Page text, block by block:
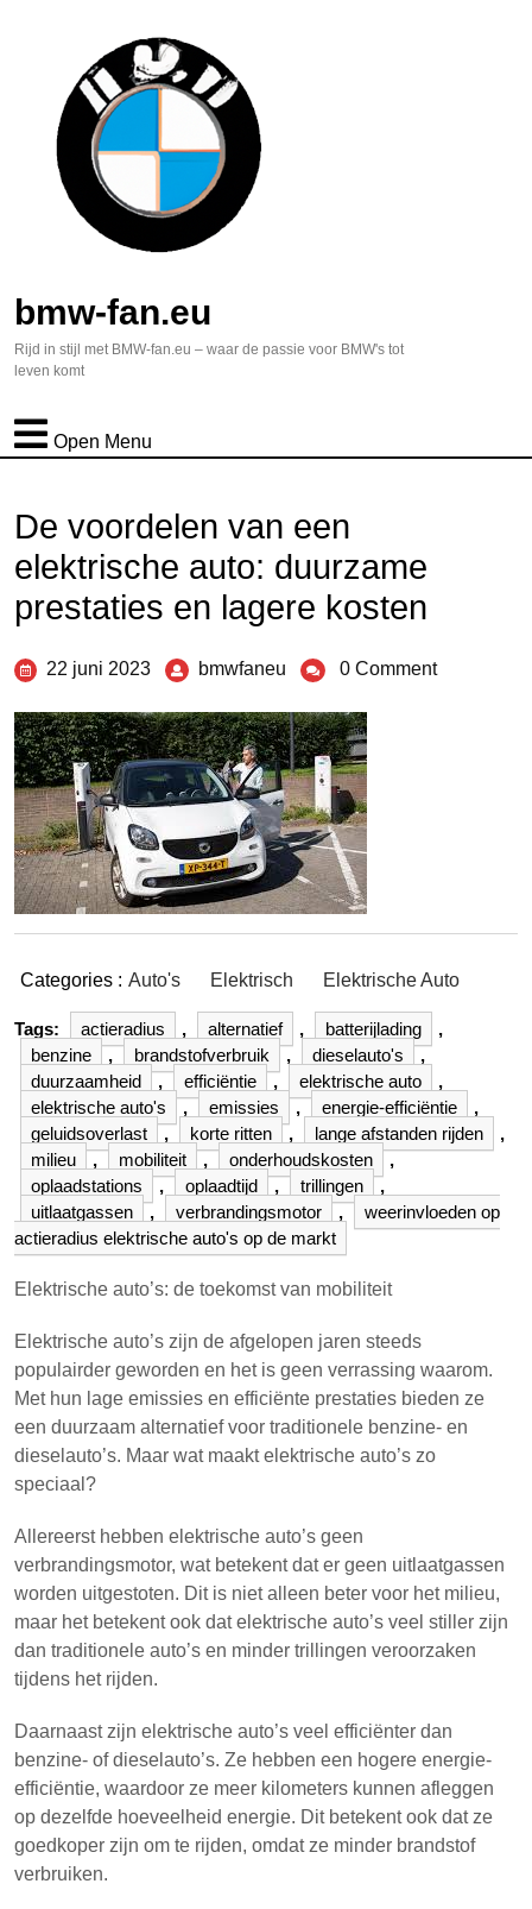
bmw-fan.eu
Rijd in stijl met BMW-fan.eu – waar de passie voor BMW's tot
leven komt
Open Menu
De voordelen van een
elektrische auto: duurzame
prestaties en lagere kosten
22 juni 2023 bmwfaneu 0 Comment
Categories : Auto's Elektrisch Elektrische Auto
Tags: actieradius , alternatief , batterijlading
,
benzine
, brandstofverbruik , dieselauto's
,
duurzaamheid
, efficiëntie , elektrische auto
,
elektrische auto's
, emissies , energie-efficiëntie
,
geluidsoverlast
, korte ritten , lange afstanden rijden
,
milieu
, mobiliteit , onderhoudskosten
,
oplaadstations
, oplaadtijd , trillingen
,
uitlaatgassen
, verbrandingsmotor ,
weerinvloeden op
actieradius elektrische auto's op de markt
Elektrische auto’s: de toekomst van mobiliteit
Elektrische auto’s zijn de afgelopen jaren steeds
populairder geworden en het is geen verrassing waarom.
Met hun lage emissies en efficiënte prestaties bieden ze
een duurzaam alternatief voor traditionele benzine- en
dieselauto’s. Maar wat maakt elektrische auto’s zo
speciaal?
Allereerst hebben elektrische auto’s geen
verbrandingsmotor, wat betekent dat er geen uitlaatgassen
worden uitgestoten. Dit is niet alleen beter voor het milieu,
maar het betekent ook dat elektrische auto’s veel stiller zijn
dan traditionele auto’s en minder trillingen veroorzaken
tijdens het rijden.
Daarnaast zijn elektrische auto’s veel efficiënter dan
benzine- of dieselauto’s. Ze hebben een hogere energie-
efficiëntie, waardoor ze meer kilometers kunnen afleggen
op dezelfde hoeveelheid energie. Dit betekent ook dat ze
goedkoper zijn om te rijden, omdat ze minder brandstof
verbruiken.